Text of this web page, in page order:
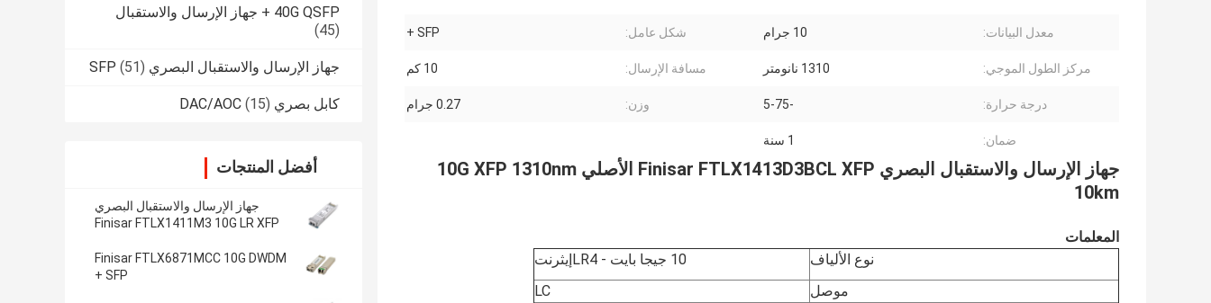
40G QSFP + جهاز الإرسال والاستقبال
(45)
جهاز الإرسال والاستقبال البصري SFP (51)
كابل بصري DAC/AOC (15)
أفضل المنتجات
جهاز الإرسال والاستقبال البصري
Finisar FTLX1411M3 10G LR XFP
Finisar FTLX6871MCC 10G DWDM
SFP +
معدل البيانات: 10 جرام شكل عامل: SFP +
مركز الطول الموجي: 1310 نانومتر مسافة الإرسال: 10 كم
درجة حرارة: -5-75 وزن: 0.27 جرام
ضمان: 1 سنة
جهاز الإرسال والاستقبال البصري Finisar FTLX1413D3BCL XFP الأصلي 10G XFP 1310nm
10km
المعلمات
نوع الألياف 10 جيجا بايت - LR4 إيثرنت
موصل
LC